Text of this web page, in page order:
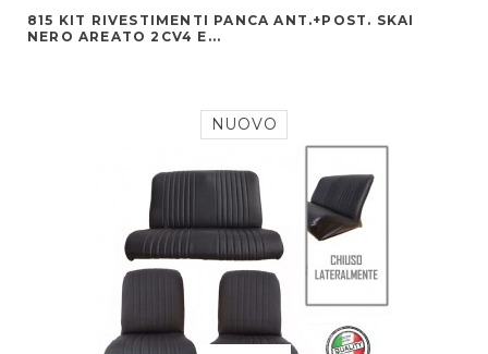
815 KIT RIVESTIMENTI PANCA ANT.+POST. SKAI
NERO AREATO 2CV4 E...
NUOVO